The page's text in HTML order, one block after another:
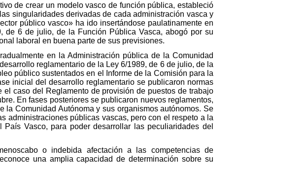
de crear un modelo vasco de función pública, estableció
singularidades derivadas de cada administración vasca y
público vasco» ha ido insertándose paulatinamente en
de 6 de julio, de la Función Pública Vasca, abogó por su
laboral en buena parte de sus previsiones.
en la Administración pública de la Comunidad
reglamentario de la Ley 6/1989, de 6 de julio, de la
público sustentados en el Informe de la Comisión para la
inicial del desarrollo reglamentario se publicaron normas
caso del Reglamento de provisión de puestos de trabajo
En fases posteriores se publicaron nuevos reglamentos,
Comunidad Autónoma y sus organismos autónomos. Se
administraciones públicas vascas, pero con el respeto a la
Vasco, para poder desarrollar las peculiaridades del
o indebida afectación a las competencias de
una amplia capacidad de determinación sobre su